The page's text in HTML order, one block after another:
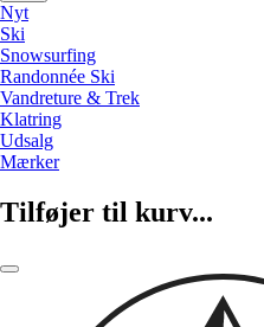
Nyt
Ski
Snowsurfing
Randonnée Ski
Vandreture & Trek
Klatring
Udsalg
Mærker
Tilføjer til kurv...